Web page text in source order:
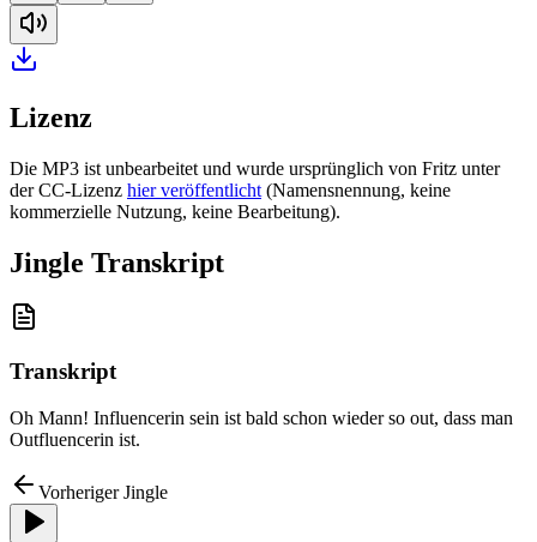
Lizenz
Die MP3 ist unbearbeitet und wurde ursprünglich von Fritz unter
der CC-Lizenz hier veröffentlicht (Namensnennung, keine
kommerzielle Nutzung, keine Bearbeitung).
Jingle Transkript
Transkript
Oh Mann! Influencerin sein ist bald schon wieder so out, dass man
Outfluencerin ist.
Vorheriger Jingle